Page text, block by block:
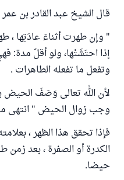
قال الشيخ عبد القادر بن
" وإن طهرت أثناءَ عادَتِها ،
إذا احتَشَتْها، ولو أقلّ مدة:
وتفعل ما تفعله الطاهرات .
لأن الله تعالى وَصَفَ الحيض
وجب زوال الحيض " انتهى من
فإذا تحقق هذا الظهر ،
الكدرة أو الصفرة ، بعد زمن
حيضا.